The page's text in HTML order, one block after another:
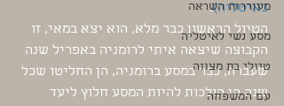
מעוררות השראה
מסע נשי לאיטליה
טיולי בת מצווה
עם המשפחה
באיטליה).
הטיול הראשון כבר מלא, הוא יצא במאי, זו
הקבוצה שיצאה איתי לרומניה באפריל שנה
שעברה, כבר במסע ברומניה, הן החליטו שכל
שנה הן הולכות להיות המסע חלוץ ליעד